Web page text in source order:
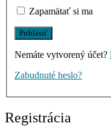
Zapamätať si ma
Nemáte vytvorený účet?
Zabudnuté heslo?
Registrácia